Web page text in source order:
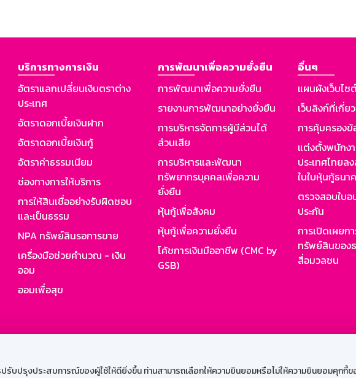
รับปรุงประสบการณ์ของผู้ใช้ให้ดียิ่งขึ้น ท่านสามารถเลือกให้ความยินยอมหรือไม่ให้ความยินยอมคุกกี้ข
บริการทางการเงิน
อัตราแลกเปลี่ยนเงินตราต่าง
ประเทศ
อัตราดอกเบี้ยเงินฝาก
อัตราดอกเบี้ยเงินกู้
อัตราค่าธรรมเนียม
ช่องทางการให้บริการ
การให้สินเชื่ออย่างรับผิดชอบ
และเป็นธรรม
NPA ทรัพย์สินรอการขาย
เครื่องมือช่วยคำนวณ - เงิน
ออม
ออมเพื่อสุข
การพัฒนาเพื่อความยั่งยืน
การพัฒนาเพื่อความยั่งยืน
รายงานการพัฒนาอย่างยั่งยืน
การบริหารจัดการผู้มีส่วนได้
ส่วนเสีย
การบริหารและพัฒนา
ทรัพยากรบุคคลเพื่อความ
ยั่งยืน
หุ้นกู้เพื่อสังคม
หุ้นกู้เพื่อความยั่งยืน
โค้ชการเงินมืออาชีพ (CMC by
GSB)
อื่นๆ
แผนผังเว็บไซ
เว็บลิงก์ที่เกี่ย
การคุ้มครอง
แต่งตั้งพนักง
ประเทศไทยล
ในใบหุ้นกู้ธนา
ตรวจสอบใบ
ประกัน
การเปิดเผยก
ทรัพย์สินของ
สื่อมวลชน